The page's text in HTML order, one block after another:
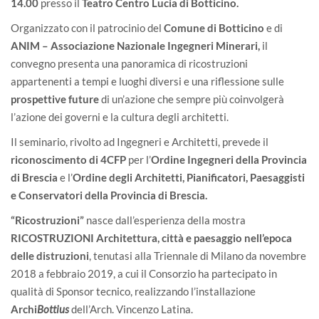
14.00 presso il Teatro Centro Lucia di Botticino.
Organizzato con il patrocinio del Comune di Botticino e di
ANIM – Associazione Nazionale Ingegneri Minerari, il
convegno presenta una panoramica di ricostruzioni
appartenenti a tempi e luoghi diversi e una riflessione sulle
prospettive futuredi un’azione che sempre più coinvolgerà
l’azione dei governi e la cultura degli architetti.
Il seminario, rivolto ad Ingegneri e Architetti, prevede il
riconoscimento di 4CFP per l’Ordine Ingegneri della Provincia
di Brescia e l’Ordine degli Architetti, Pianificatori, Paesaggisti
e Conservatori della Provincia di Brescia.
“Ricostruzioni” nasce dall’esperienza della mostra
RICOSTRUZIONI Architettura, città e paesaggio nell’epoca
delle distruzioni, tenutasi alla Triennale di Milano da novembre
2018 a febbraio 2019, a cui il Consorzio ha partecipato in
qualità di Sponsor tecnico, realizzando l’installazione
ArchiBottiusdell’Arch. Vincenzo Latina.